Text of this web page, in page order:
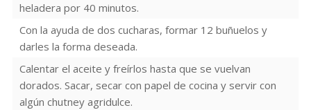
heladera por 40 minutos.
Con la ayuda de dos cucharas, formar 12 buñuelos y
darles la forma deseada.
Calentar el aceite y freírlos hasta que se vuelvan
dorados. Sacar, secar con papel de cocina y servir con
algún chutney agridulce.